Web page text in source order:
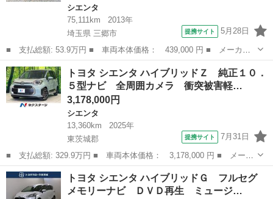
シエンタ
75,111km
2013年
埼玉県 三郷市
提携サイト 5月28日
■ 支払総額: 53.9万円 ■ 車両本体価格： 439,000 円 ■ メーカー
名： トヨタ ■ 車種名： シエンタ ■ グレード名： ＤＩＣＥリ
ミテッド 両側スライド片側電動スライドドア ナビＴＶ バックカ
メラ ＥＴＣ...
埼玉 三郷市 シエンタ
トヨタ シエンタ ハイブリッドＺ 純正１０．
５型ナビ 全周囲カメラ 衝突被害軽…
3,178,000円
シエンタ
13,360km
2025年
東茨城郡
提携サイト 7月31日
■ 支払総額: 329.9万円 ■ 車両本体価格： 3,178,000 円 ■ メーカ
ー名： トヨタ ■ 車種名： シエンタ ■ グレード名： ハイブリ
ッドＺ 純正１０．５型ナビ 全周囲カメラ 衝突被害軽減システ
ム レーダ...
茨城 東茨城郡 シエンタ
トヨタ シエンタ ハイブリッドＧ フルセグ
メモリーナビ ＤＶＤ再生 ミュージ…